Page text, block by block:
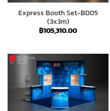
Express Booth Set-BD05
(3x3m)
฿105,310.00